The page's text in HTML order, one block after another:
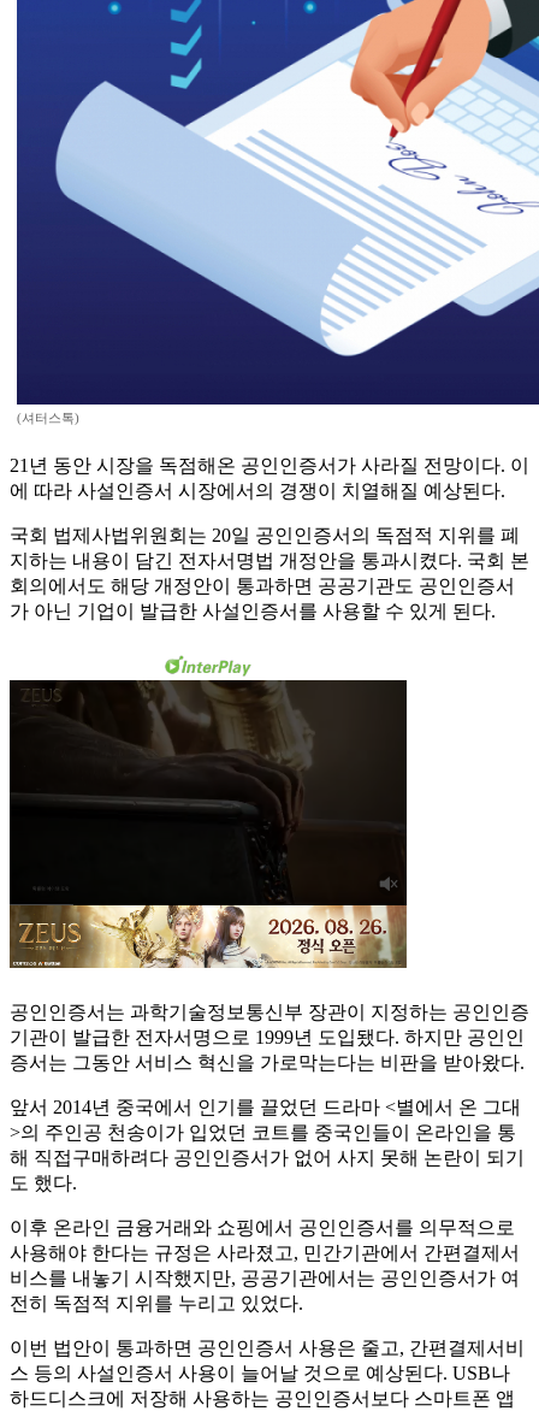
(셔터스톡)
21년 동안 시장을 독점해온 공인인증서가 사라질 전망이다. 이
에 따라 사설인증서 시장에서의 경쟁이 치열해질 예상된다.
국회 법제사법위원회는 20일 공인인증서의 독점적 지위를 폐
지하는 내용이 담긴 전자서명법 개정안을 통과시켰다. 국회 본
회의에서도 해당 개정안이 통과하면 공공기관도 공인인증서
가 아닌 기업이 발급한 사설인증서를 사용할 수 있게 된다.
공인인증서는 과학기술정보통신부 장관이 지정하는 공인인증
기관이 발급한 전자서명으로 1999년 도입됐다. 하지만 공인인
증서는 그동안 서비스 혁신을 가로막는다는 비판을 받아왔다.
앞서 2014년 중국에서 인기를 끌었던 드라마 <별에서 온 그대
>의 주인공 천송이가 입었던 코트를 중국인들이 온라인을 통
해 직접구매하려다 공인인증서가 없어 사지 못해 논란이 되기
도 했다.
이후 온라인 금융거래와 쇼핑에서 공인인증서를 의무적으로
사용해야 한다는 규정은 사라졌고, 민간기관에서 간편결제서
비스를 내놓기 시작했지만, 공공기관에서는 공인인증서가 여
전히 독점적 지위를 누리고 있었다.
이번 법안이 통과하면 공인인증서 사용은 줄고, 간편결제서비
스 등의 사설인증서 사용이 늘어날 것으로 예상된다. USB나
하드디스크에 저장해 사용하는 공인인증서보다 스마트폰 앱